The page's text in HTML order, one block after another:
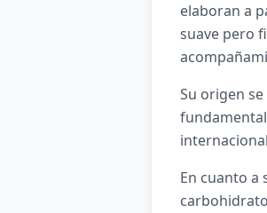
elaboran a
suave pero
Su origen
En cuanto a